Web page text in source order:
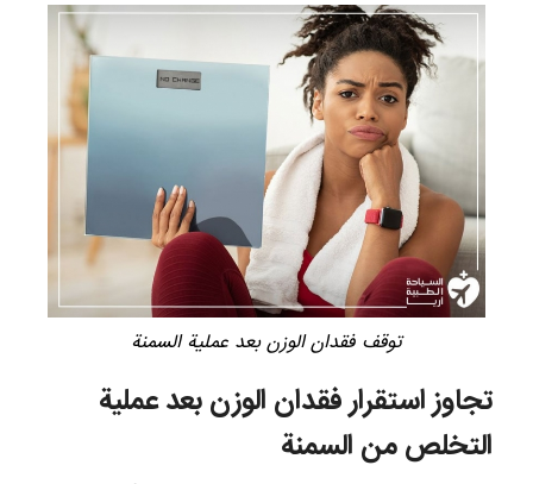
توقف فقدان الوزن بعد عملية السمنة
تجاوز استقرار فقدان الوزن بعد عملية
التخلص من السمنة